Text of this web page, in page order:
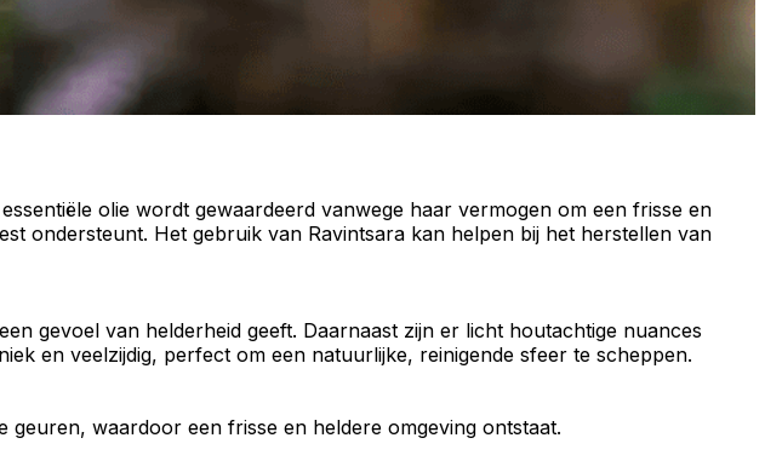
essentiële olie wordt gewaardeerd vanwege haar vermogen om een frisse en
ondersteunt. Het gebruik van Ravintsara kan helpen bij het herstellen van
gevoel van helderheid geeft. Daarnaast zijn er licht houtachtige nuances
en veelzijdig, perfect om een natuurlijke, reinigende sfeer te scheppen.
waardoor een frisse en heldere omgeving ontstaat.